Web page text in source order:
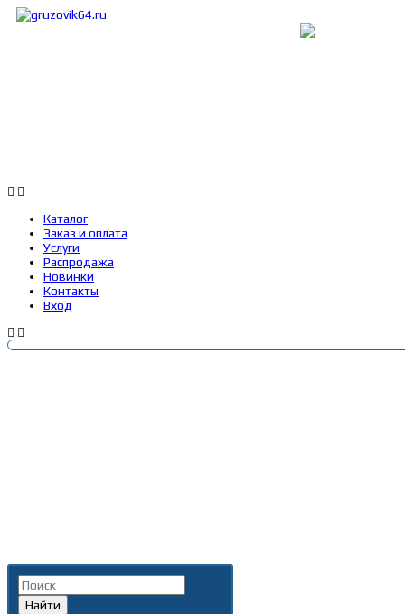
Каталог
Заказ и оплата
Услуги
Распродажа
Новинки
Контакты
Вход
Найти